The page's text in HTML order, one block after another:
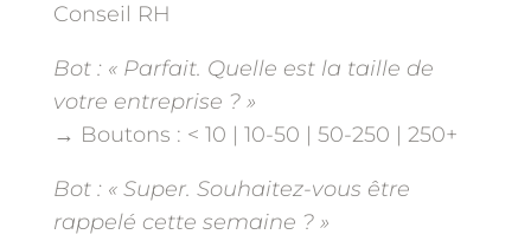
Conseil RH
Bot : « Parfait. Quelle est la taille de
votre entreprise ? »
→ Boutons : < 10 | 10-50 | 50-250 | 250+
Bot : « Super. Souhaitez-vous être
rappelé cette semaine ? »